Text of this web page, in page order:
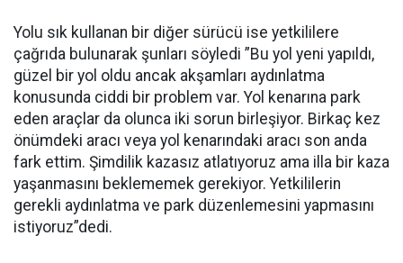
Yolu sık kullanan bir diğer sürücü ise yetkililere
çağrıda bulunarak şunları söyledi ”Bu yol yeni yapıldı,
güzel bir yol oldu ancak akşamları aydınlatma
konusunda ciddi bir problem var. Yol kenarına park
eden araçlar da olunca iki sorun birleşiyor. Birkaç kez
önümdeki aracı veya yol kenarındaki aracı son anda
fark ettim. Şimdilik kazasız atlatıyoruz ama illa bir kaza
yaşanmasını beklememek gerekiyor. Yetkililerin
gerekli aydınlatma ve park düzenlemesini yapmasını
istiyoruz”dedi.